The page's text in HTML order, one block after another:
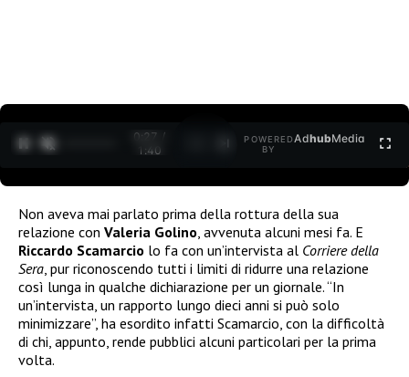
0:27 /
1:40
POWERED
BY
AdhubMedia
Non aveva mai parlato prima della rottura della sua
relazione con Valeria Golino , avvenuta alcuni mesi fa. E
Riccardo Scamarcio lo fa con un’intervista al Corriere della
Sera , pur riconoscendo tutti i limiti di ridurre una relazione
così lunga in qualche dichiarazione per un giornale. “In
un’intervista, un rapporto lungo dieci anni si può solo
minimizzare”, ha esordito infatti Scamarcio, con la difficoltà
di chi, appunto, rende pubblici alcuni particolari per la prima
volta.